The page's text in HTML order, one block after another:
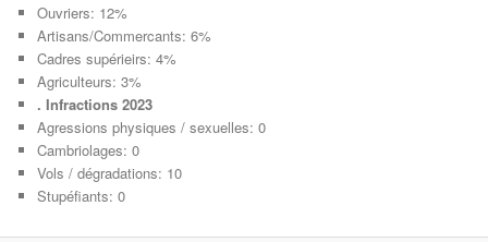
Ouvriers: 12%
Artisans/Commercants: 6%
Cadres supérieirs: 4%
Agriculteurs: 3%
. Infractions 2023
Agressions physiques / sexuelles: 0
Cambriolages: 0
Vols / dégradations: 10
Stupéfiants: 0